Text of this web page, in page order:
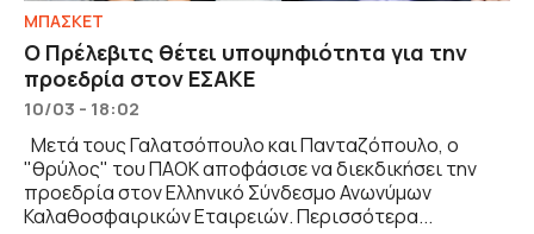
ΜΠΑΣΚΕΤ
Ο Πρέλεβιτς θέτει υποψηφιότητα για την
προεδρία στον ΕΣΑΚΕ
10/03 - 18:02
Μετά τους Γαλατσόπουλο και Πανταζόπουλο, ο
"θρύλος" του ΠΑΟΚ αποφάσισε να διεκδικήσει την
προεδρία στον Ελληνικό Σύνδεσμο Ανωνύμων
Καλαθοσφαιρικών Εταιρειών. Περισσότερα...